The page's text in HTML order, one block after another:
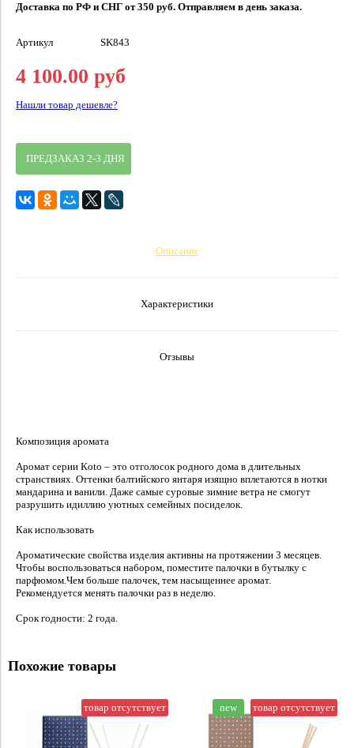
Доставка по РФ и СНГ от 350 руб. Отправляем в день заказа.
Артикул SK843
4 100.00 руб
Нашли товар дешевле?
ПРЕДЗАКАЗ 2-3 ДНЯ
Описание
Характеристики
Отзывы
Композиция аромата
Аромат серии Koto – это отголосок родного дома в длительных
странствиях. Оттенки балтийского янтаря изящно вплетаются в нотки
мандарина и ванили. Даже самые суровые зимние ветра не смогут
разрушить идиллию уютных семейных посиделок.
Как использовать
Ароматические свойства изделия активны на протяжении 3 месяцев.
Чтобы воспользоваться набором, поместите палочки в бутылку с
парфюмом.Чем больше палочек, тем насыщеннее аромат.
Рекомендуется менять палочки раз в неделю.
Срок годности: 2 года.
Похожие товары
товар отсутствует new товар отсутствует